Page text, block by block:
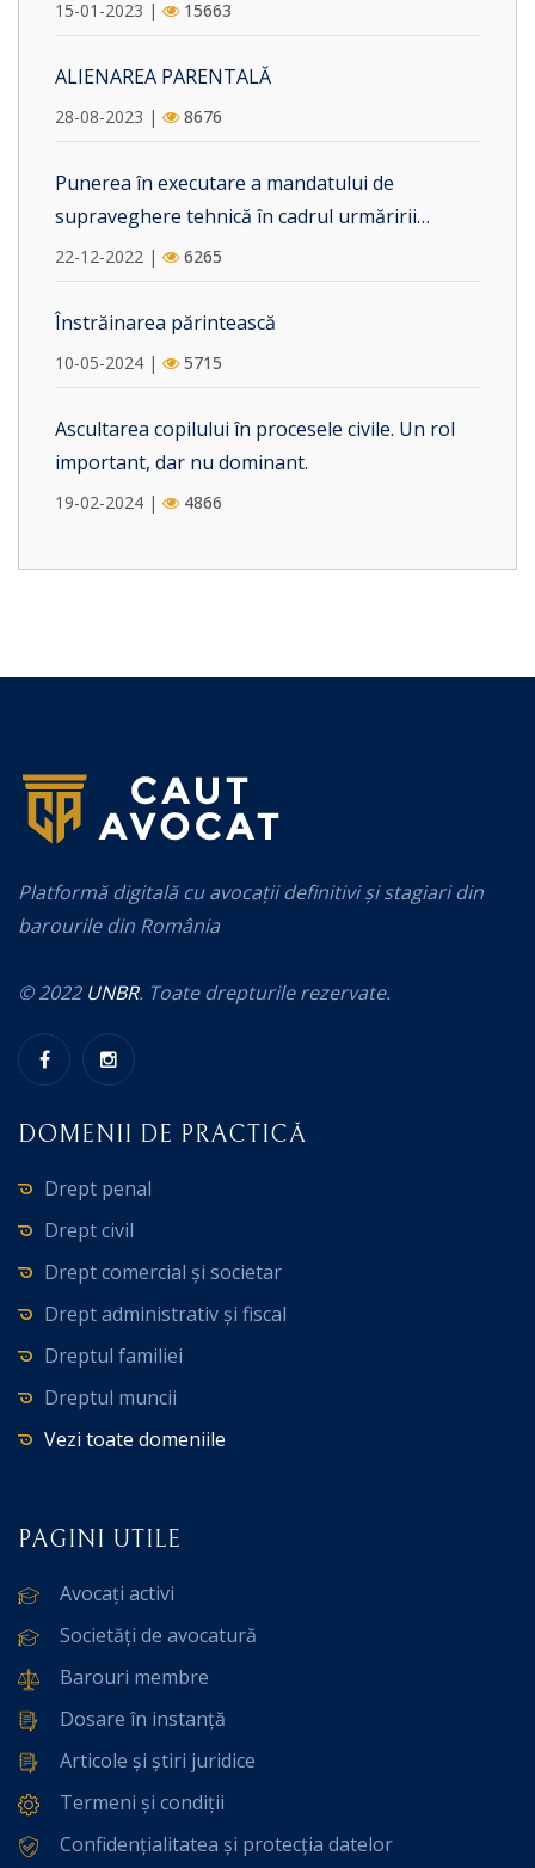
15-01-2023 | 15663
ALIENAREA PARENTALĂ
28-08-2023 | 8676
Punerea în executare a mandatului de
supraveghere tehnică în cadrul urmăririi
penale. Vicii procedurale care pot fi invocate în
camera preliminară.
22-12-2022 | 6265
Înstrăinarea părintească
10-05-2024 | 5715
Ascultarea copilului în procesele civile. Un rol
important, dar nu dominant.
19-02-2024 | 4866
Platformă digitală cu avocații definitivi și stagiari din
barourile din România
© 2022 UNBR. Toate drepturile rezervate.
DOMENII DE PRACTICĂ
Drept penal
Drept civil
Drept comercial și societar
Drept administrativ și fiscal
Dreptul familiei
Dreptul muncii
Vezi toate domeniile
PAGINI UTILE
Avocați activi
Societăți de avocatură
Barouri membre
Dosare în instanță
Articole și știri juridice
Termeni și condiții
Confidențialitatea și protecția datelor